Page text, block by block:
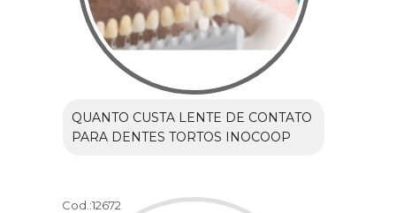
QUANTO CUSTA LENTE DE CONTATO
PARA DENTES TORTOS INOCOOP
Cod.:12672